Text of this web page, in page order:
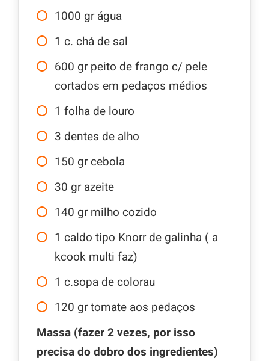
1000 gr água
1 c. chá de sal
600 gr peito de frango c/ pele
cortados em pedaços médios
1 folha de louro
3 dentes de alho
150 gr cebola
30 gr azeite
140 gr milho cozido
1 caldo tipo Knorr de galinha ( a
kcook multi faz)
1 c.sopa de colorau
120 grtomate aos pedaços
Massa (fazer 2 vezes, por isso
precisa do dobro dos ingredientes)